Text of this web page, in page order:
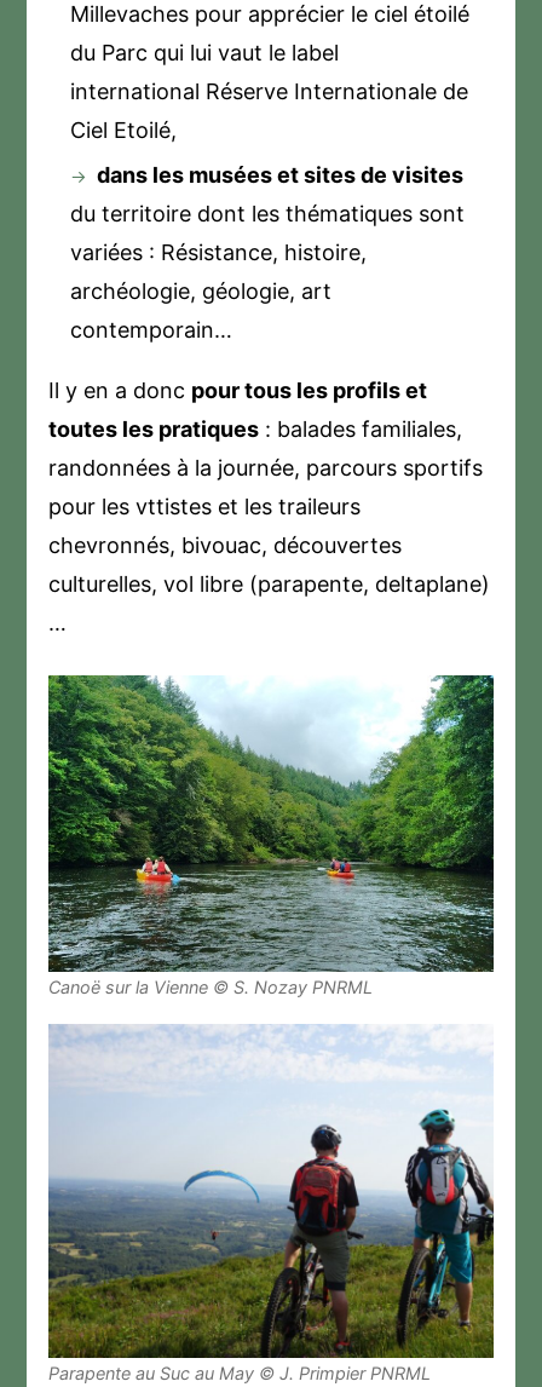
Millevaches pour apprécier le ciel étoilé
du Parc qui lui vaut le label
international Réserve Internationale de
Ciel Etoilé,
dans les musées et sites de visites
du territoire dont les thématiques sont
variées : Résistance, histoire,
archéologie, géologie, art
contemporain…
Il y en a donc pour tous les profils et
toutes les pratiques : balades familiales,
randonnées à la journée, parcours sportifs
pour les vttistes et les traileurs
chevronnés, bivouac, découvertes
culturelles, vol libre (parapente, deltaplane)
…
Canoë sur la Vienne © S. Nozay PNRML
Parapente au Suc au May © J. Primpier PNRML